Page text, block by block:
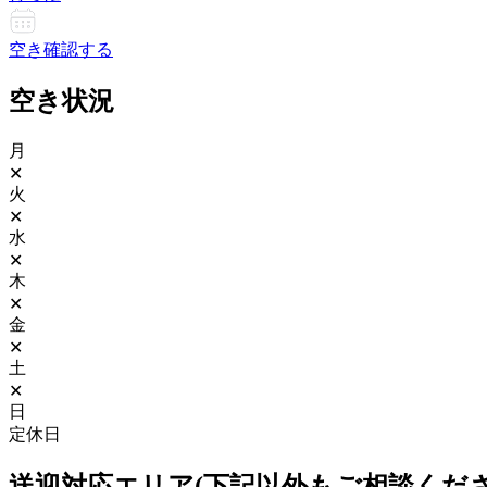
空き確認する
空き状況
月
✕
火
✕
水
✕
木
✕
金
✕
土
✕
日
定休日